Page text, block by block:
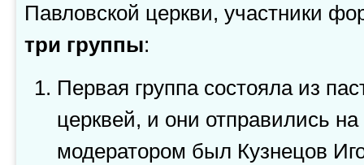
Павловской церкви, участники
три группы:
Первая группа состояла из
церквей, и они отправились на
модератором был Кузнецов